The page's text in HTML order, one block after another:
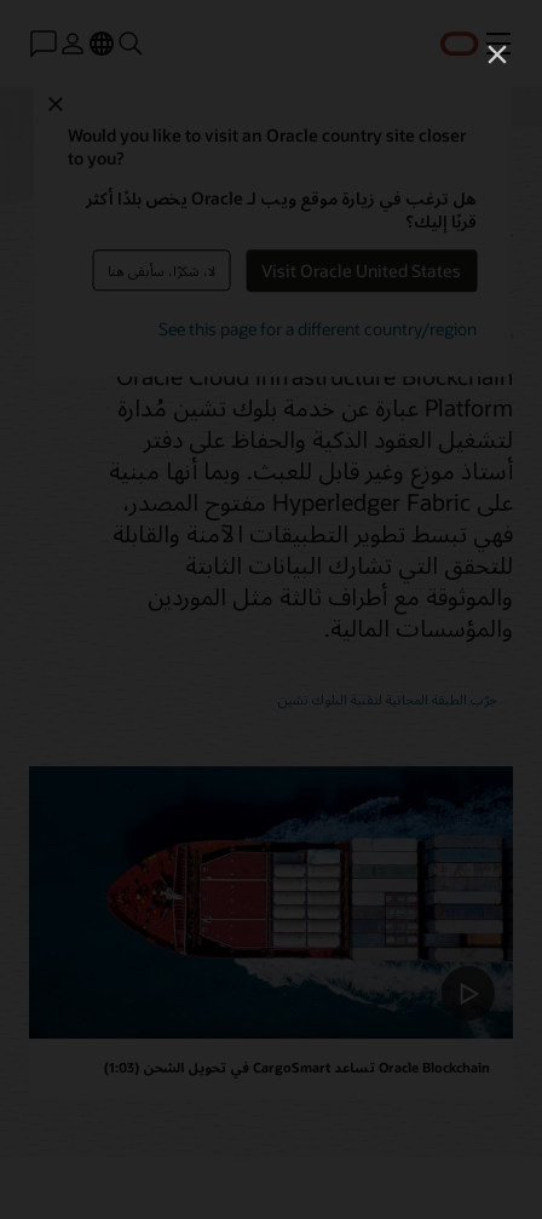
القائمة
Would you like to visit an Oracle country site closer
to you?
هل ترغب في زيارة موقع ويب لـ Oracle يخص بلدًا أكثر
قربًا إليك؟
Visit Oracle United States لا، شكرًا، سأبقى هنا
See this page for a different country/region
Blockchain Platform
Service
Oracle Cloud Infrastructure Blockchain
Platform عبارة عن خدمة بلوك تشين مُدارة
لتشغيل العقود الذكية والحفاظ على دفتر
أستاذ موزع وغير قابل للعبث. وبما أنها مبنية
على Hyperledger Fabric مفتوح المصدر،
فهي تبسط تطوير التطبيقات الآمنة والقابلة
للتحقق التي تشارك البيانات الثابتة
والموثوقة مع أطراف ثالثة مثل الموردين
والمؤسسات المالية.
جرّب الطبقة المجانية لتقنية البلوك تشين
Oracle Blockchain تساعد CargoSmart في تحويل الشحن (1:03)